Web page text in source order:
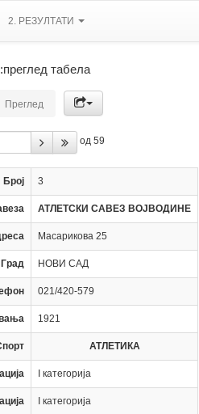
2. РЕЗУЛТАТИ
табела
Преглед
од 59
Број 3
АТЛЕТСКИ САВЕЗ ВОЈВОДИНЕ
Масарикова 25
Град НОВИ САД
021/420-579
1921
АТЛЕТИКА
I категорија
I категорија